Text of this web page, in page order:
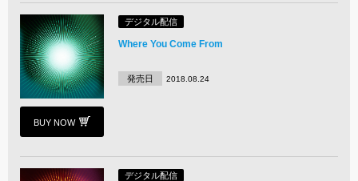
BUY NOW
デジタル配信
Where You Come From
発売日 2018.08.24
デジタル配信